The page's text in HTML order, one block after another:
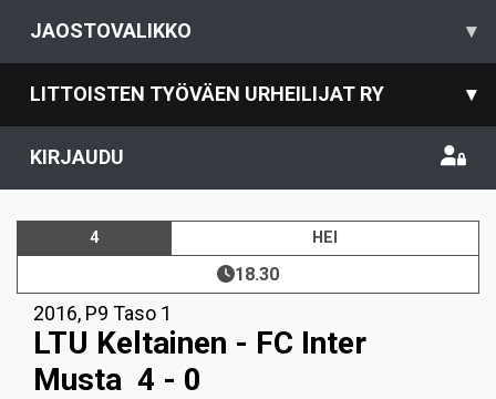
JAOSTOVALIKKO ▾
LITTOISTEN TYÖVÄEN URHEILIJAT RY ▾
KIRJAUDU
4 HEI
18.30
2016, P9 Taso 1
LTU Keltainen - FC Inter
Musta 4 - 0